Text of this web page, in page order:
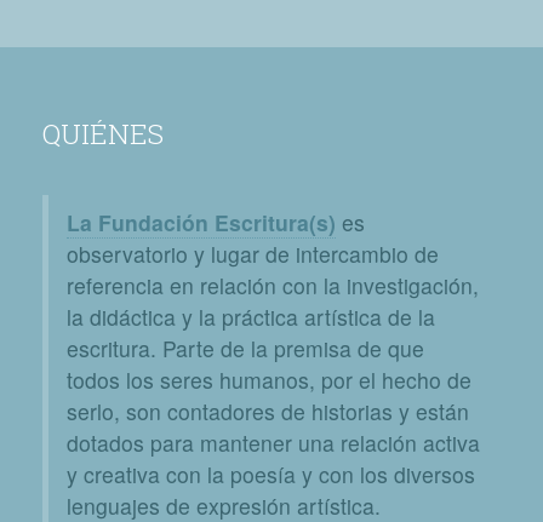
QUIÉNES
La Fundación Escritura(s) es
observatorio y lugar de intercambio de
referencia en relación con la investigación,
la didáctica y la práctica artística de la
escritura. Parte de la premisa de que
todos los seres humanos, por el hecho de
serlo, son contadores de historias y están
dotados para mantener una relación activa
y creativa con la poesía y con los diversos
lenguajes de expresión artística.